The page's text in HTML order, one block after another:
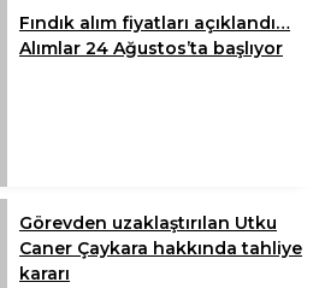
Fındık alım fiyatları açıklandı…
Alımlar 24 Ağustos’ta başlıyor
Görevden uzaklaştırılan Utku
Caner Çaykara hakkında tahliye
kararı